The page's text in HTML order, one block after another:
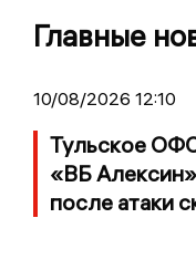
Главные
10/08/2026 12:10
Тульское
«ВБ
после атаки